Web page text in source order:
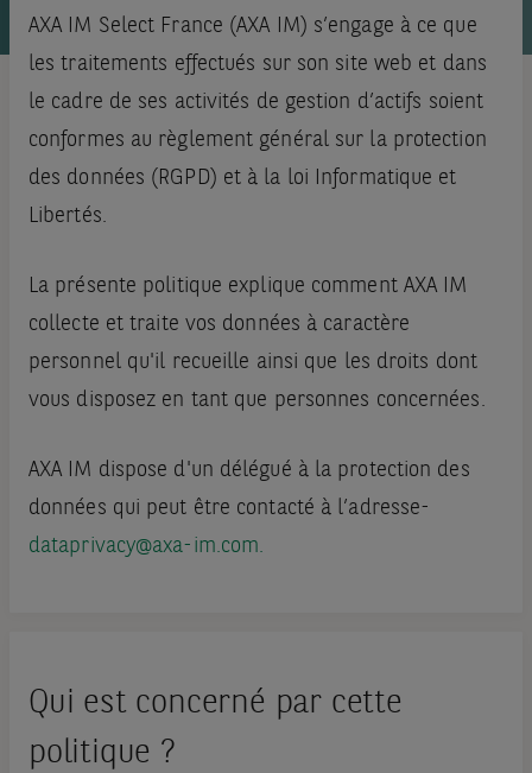
AXA IM Select France (AXA IM) s’engage à ce que
les traitements effectués sur son site web et dans
le cadre de ses activités de gestion d’actifs soient
conformes au règlement général sur la protection
des données (RGPD) et à la loi Informatique et
Libertés.
La présente politique explique comment AXA IM
collecte et traite vos données à caractère
personnel qu'il recueille ainsi que les droits dont
vous disposez en tant que personnes concernées.
AXA IM dispose d'un délégué à la protection des
données qui peut être contacté à l’adresse-
dataprivacy@axa-im.com.
Qui est concerné par cette
politique ?